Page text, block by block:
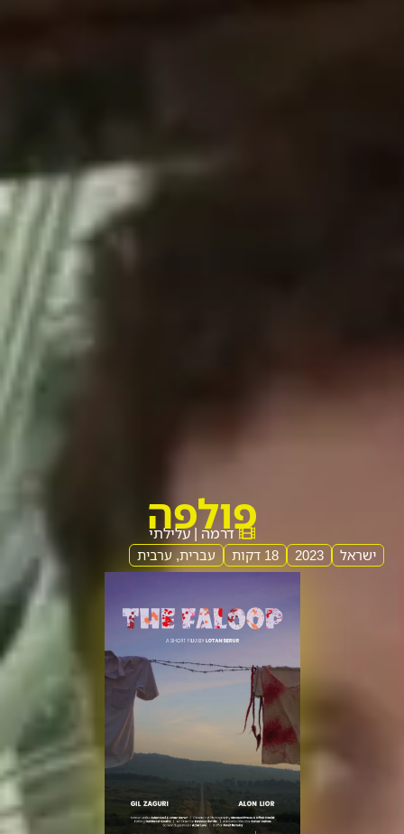
פולפה
דרמה | עלילתי
ישראל 2023 18 דקות עברית, ערבית